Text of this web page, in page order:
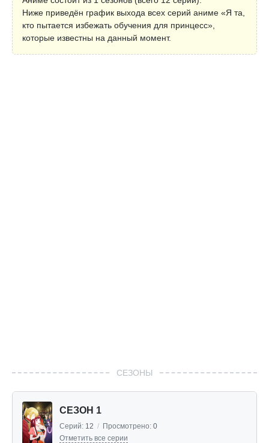
Ниже приведён график выхода всех серий аниме «Я та,
кто пытается избежать обучения для принцесс»,
которые известны на данный момент.
СЕЗОНЫ
СЕЗОН 1
Серий: 12 / Просмотрено: 0
Отметить все серии